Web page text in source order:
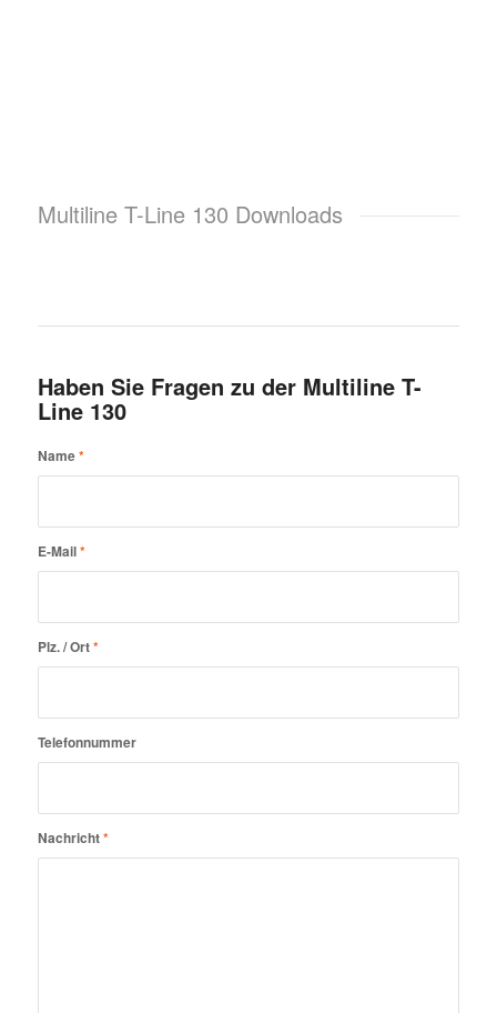
Multiline T-Line 130 Downloads
Haben Sie Fragen zu der Multiline T-
Line 130
Name*
E-Mail*
Plz. / Ort*
Telefonnummer
Nachricht*